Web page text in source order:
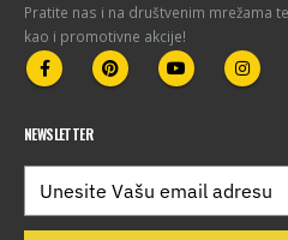
Pratite nas i na društvenim mrežama
kao i promotivne akcije!
NEWSLETTER